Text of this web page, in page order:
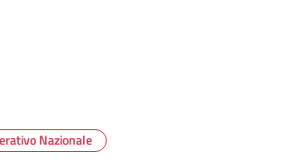
Nazionale